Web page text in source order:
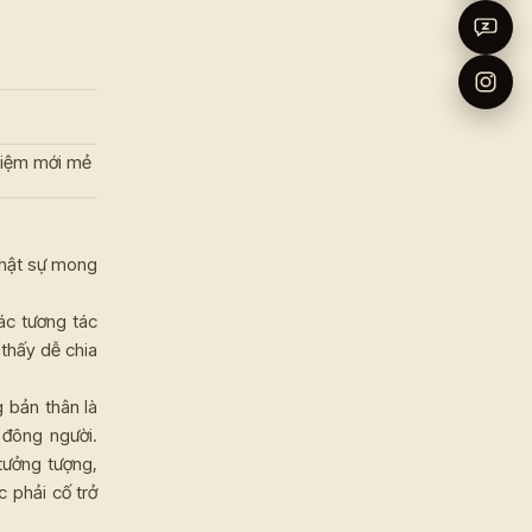
mới mẻ
sự mong
tương tác
dễ chia
bản thân là
người.
tượng,
phải cố trở